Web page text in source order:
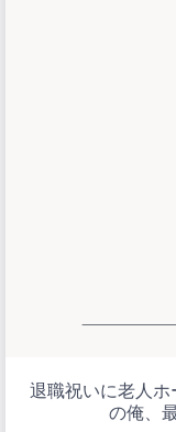
退職祝いに老人
の俺、